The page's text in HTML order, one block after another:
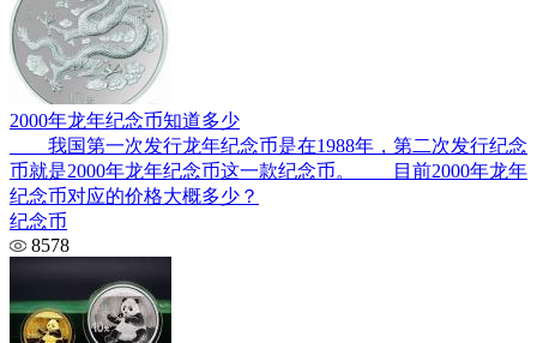
2000年龙年纪念币知道多少
我国第一次发行龙年纪念币是在1988年，第二次发行纪念
币就是2000年龙年纪念币这一款纪念币。 目前2000年龙年
纪念币对应的价格大概多少？
纪念币
8578